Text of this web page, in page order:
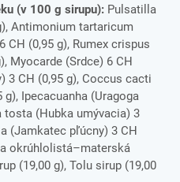
(v 100 g sirupu): Pulsatilla
Antimonium tartaricum
(0,95 g), Rumex crispus
Myocarde (Srdce) 6 CH
3 CH (0,95 g), Coccus cacti
g), Ipecacuanha (Uragoga
tosta (Hubka umývacia) 3
(Jamkatec pľúcny) 3 CH
okrúhlolistá–materská
(19,00 g), Tolu sirup (19,00